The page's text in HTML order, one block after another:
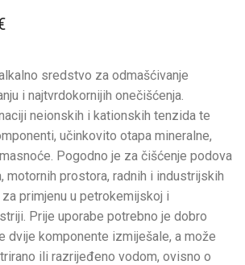
sredstvo za odmašćivanje
i najtvrdokornijih onečišćenja.
neionskih i kationskih tenzida te
učinkovito otapa mineralne,
Pogodno je za čišćenje podova
motornih prostora, radnih i industrijskih
primjenu u petrokemijskoj i
Prije uporabe potrebno je dobro
dvije komponente izmiješale, a može
ili razrijeđeno vodom, ovisno o